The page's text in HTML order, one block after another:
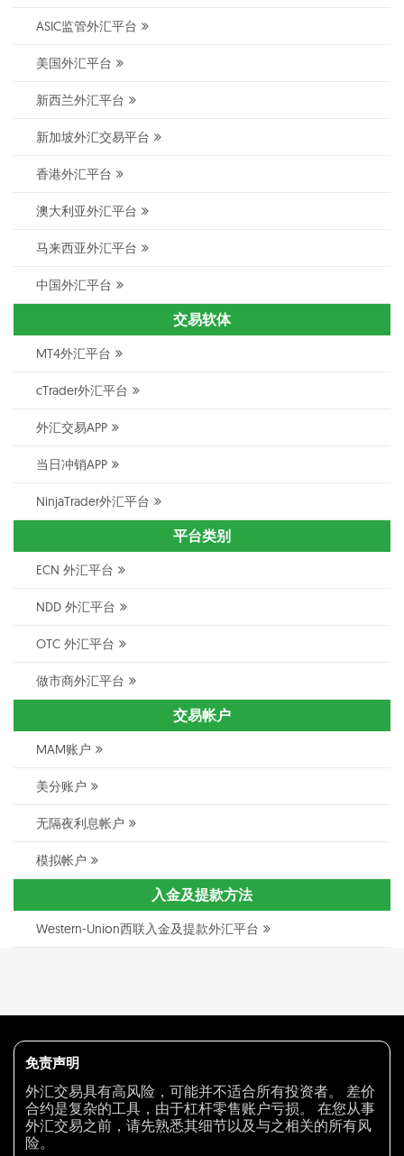
ASIC监管外汇平台
美国外汇平台
新西兰外汇平台
新加坡外汇交易平台
香港外汇平台
澳大利亚外汇平台
马来西亚外汇平台
中国外汇平台
交易软体
MT4外汇平台
cTrader外汇平台
外汇交易APP
当日冲销APP
NinjaTrader外汇平台
平台类别
ECN 外汇平台
NDD 外汇平台
OTC 外汇平台
做市商外汇平台
交易帐户
MAM账户
美分账户
无隔夜利息帐户
模拟帐户
入金及提款方法
Western-Union西联入金及提款外汇平台
免责声明
外汇交易具有高风险，可能并不适合所有投资者。 差价
合约是复杂的工具，由于杠杆零售账户亏损。 在您从事
外汇交易之前，请先熟悉其细节以及与之相关的所有风
险。